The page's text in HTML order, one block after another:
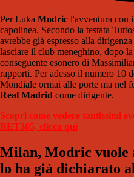
Per Luka Modric l'avventura con
capolinea. Secondo la testata
avrebbe già espresso alla
lasciare il club meneghino, dopo
conseguente esonero di
rapporti. Per adesso il numero 10
Mondiale ormai alle porte ma nel
Real Madrid come dirigente.
Scopri come vedere tantissimi
BET365, clicca qui
Milan, Modric vuole
lo ha già dichiarato